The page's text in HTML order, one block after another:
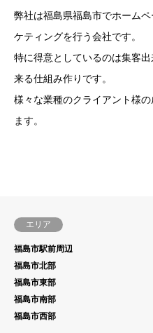
弊社は福島県福島市でホーム
ケティングを行う会社です。
特に得意としているのは集客
来る仕組み作りです。
様々な業種のクライアント様
ます。
エリア
福島市駅前周辺
福島市北部
福島市東部
福島市南部
福島市西部